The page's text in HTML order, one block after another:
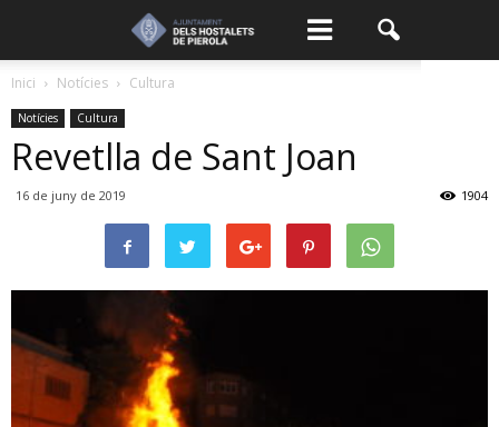
Inici Notícies Cultura
Notícies Cultura
Revetlla de Sant Joan
16 de juny de 2019 1904